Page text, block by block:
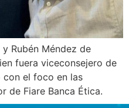
Rubén Méndez de
fuera viceconsejero de
con el foco en las
de Fiare Banca Ética.